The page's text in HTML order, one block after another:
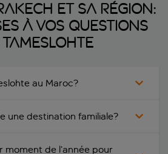
ET SA RÉGION:
À VOS QUESTIONS
au Maroc?
une destination familiale?
moment de l’année pour